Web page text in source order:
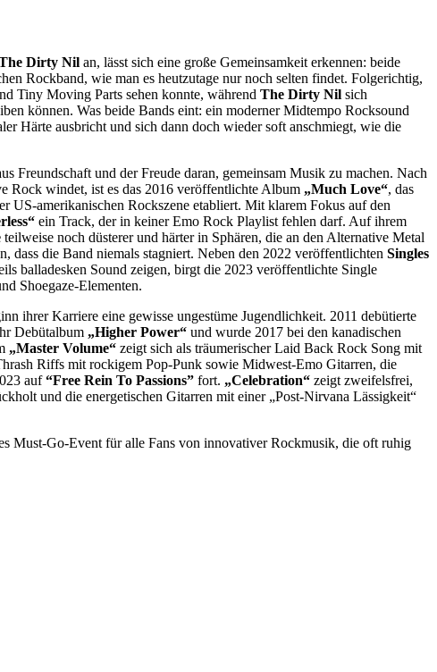
Dirty Nil an, lässt sich eine große Gemeinsamkeit erkennen: beide
Rockband, wie man es heutzutage nur noch selten findet. Folgerichtig,
Tiny Moving Parts sehen konnte, während The Dirty Nil sich
können. Was beide Bands eint: ein moderner Midtempo Rocksound
Härte ausbricht und sich dann doch wieder soft anschmiegt, wie die
Freundschaft und der Freude daran, gemeinsam Musik zu machen. Nach
Rock windet, ist es das 2016 veröffentlichte Album „Much Love“, das
US-amerikanischen Rockszene etabliert. Mit klarem Fokus auf den
ein Track, der in keiner Emo Rock Playlist fehlen darf. Auf ihrem
teilweise noch düsterer und härter in Sphären, die an den Alternative Metal
dass die Band niemals stagniert. Neben den 2022 veröffentlichten Singles
balladesken Sound zeigen, birgt die 2023 veröffentlichte Single
Shoegaze-Elementen.
ihrer Karriere eine gewisse ungestüme Jugendlichkeit. 2011 debütierte
Debütalbum „Higher Power“ und wurde 2017 bei den kanadischen
„Master Volume“ zeigt sich als träumerischer Laid Back Rock Song mit
Riffs mit rockigem Pop-Punk sowie Midwest-Emo Gitarren, die
auf“Free Rein To Passions” fort. „Celebration“ zeigt zweifelsfrei,
und die energetischen Gitarren mit einer „Post-Nirvana Lässigkeit“
Must-Go-Event für alle Fans von innovativer Rockmusik, die oft ruhig